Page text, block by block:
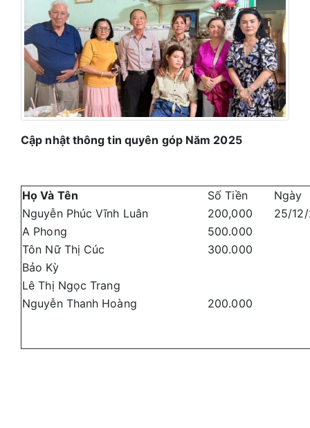
Cập nhật thông tin quyên góp Năm 2025
Họ Và Tên Số Tiền
Ngày
Nguyễn Phúc Vĩnh Luân
200,000
25/
A Phong
500.000
Tôn Nữ Thị Cúc
300.000
Bảo Kỳ
Lê Thị Ngọc Trang
Nguyễn Thanh Hoàng
200.000